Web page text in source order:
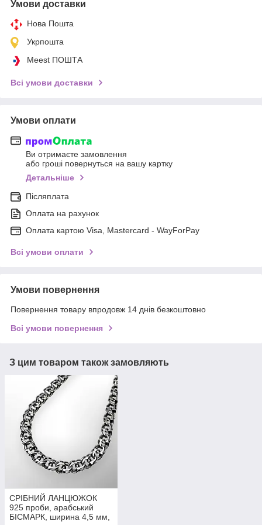
Умови доставки
Нова Пошта
Укрпошта
Meest ПОШТА
Всі умови доставки
Умови оплати
Ви отримаєте замовлення
або гроші повернуться на вашу картку
Детальніше
Післяплата
Оплата на рахунок
Оплата картою Visa, Mastercard - WayForPay
Всі умови оплати
Умови повернення
Повернення товару впродовж 14 днів безкоштовно
Всі умови повернення
З цим товаром також замовляють
СРІБНИЙ ЛАНЦЮЖОК
925 проби, арабський
БІСМАРК, ширина 4,5 мм,